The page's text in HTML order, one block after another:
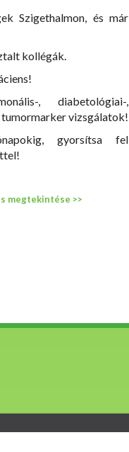
Szigethalmon, és már
kollégák.
, diabetológiai-,
vizsgálatok!
gyorsítsa fel
megtekintése >>